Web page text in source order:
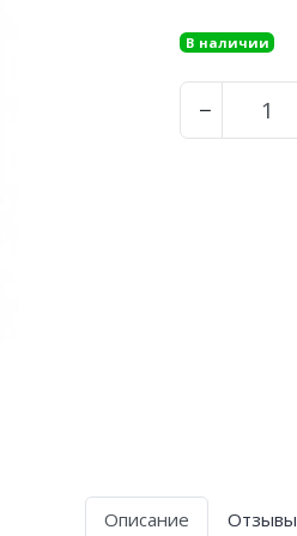
В наличии
−
Описание Отзывы